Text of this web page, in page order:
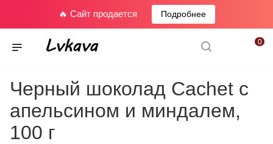
🔥 Сайт продается Подробнее
0
Черный шоколад Cachet с
апельсином и миндалем,
100 г